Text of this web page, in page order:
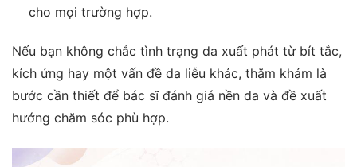
cho mọi trường hợp.
Nếu bạn không chắc tình trạng da xuất phát từ bít tắc,
kích ứng hay một vấn đề da liễu khác, thăm khám là
bước cần thiết để bác sĩ đánh giá nền da và đề xuất
hướng chăm sóc phù hợp.